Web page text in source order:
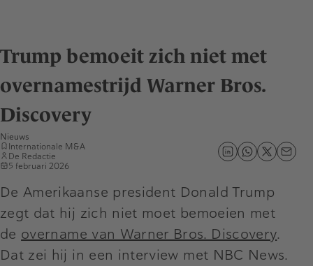
Trump bemoeit zich niet met
overnamestrijd Warner Bros.
Discovery
Nieuws
Internationale M&A
De Redactie
5 februari 2026
De Amerikaanse president Donald Trump
zegt dat hij zich niet moet bemoeien met
de overname van Warner Bros. Discovery.
Dat zei hij in een interview met NBC News.